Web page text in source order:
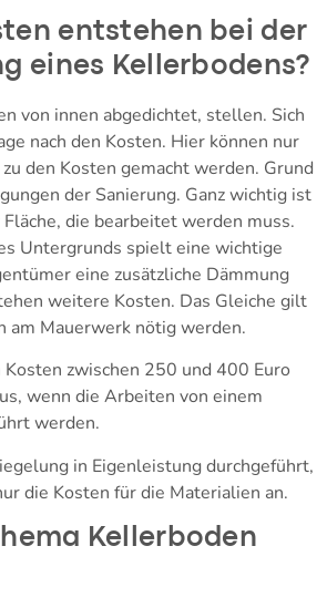
entstehen bei der
eines Kellerbodens?
von innen abgedichtet, stellen. Sich
nach den Kosten. Hier können nur
den Kosten gemacht werden. Grund
der Sanierung. Ganz wichtig ist
die bearbeitet werden muss.
Untergrunds spielt eine wichtige
eine zusätzliche Dämmung
weitere Kosten. Das Gleiche gilt
am Mauerwerk nötig werden.
zwischen 250 und 400 Euro
wenn die Arbeiten von einem
werden.
in Eigenleistung durchgeführt,
die Kosten für die Materialien an.
Kellerboden